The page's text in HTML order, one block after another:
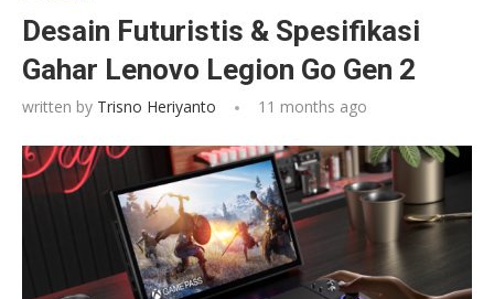
Desain Futuristis & Spesifikasi
Gahar Lenovo Legion Go Gen 2
written by Trisno Heriyanto 11 months ago